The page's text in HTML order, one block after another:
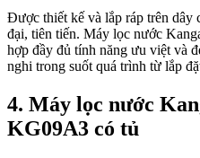
Được thiết kế và lắp ráp trên dây
đại, tiên tiến. Máy lọc nước
hợp đầy đủ tính năng ưu việt và
nghi trong suốt quá trình từ lắp
4. Máy lọc nước
KG09A3 có tủ